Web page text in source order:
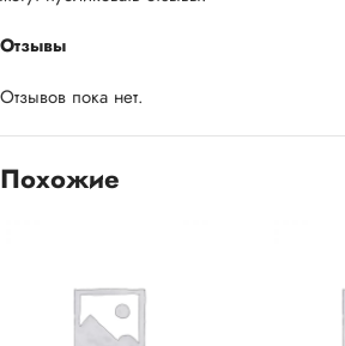
Отзывы
Отзывов пока нет.
Похожие